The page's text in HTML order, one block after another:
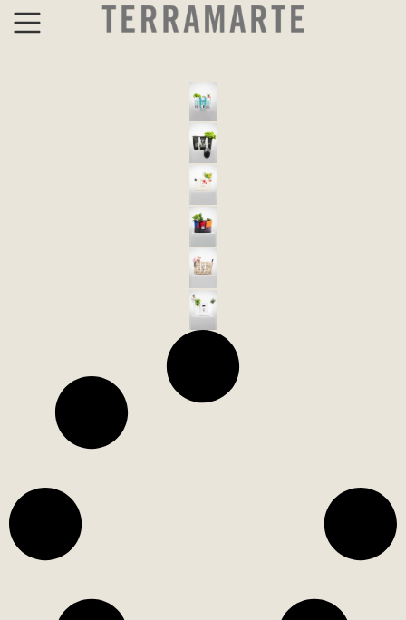
RRRAFIA BAG
TRAVEL BAG
TOT BAG
RECOVERED BAG
BULK BAG
BIG BAG